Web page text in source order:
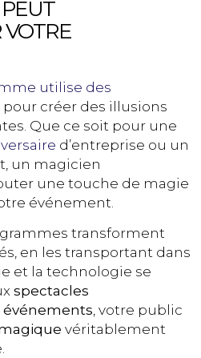
utilise des
pour créer des illusions
Que ce soit pour une
d’entreprise ou un
un magicien
une touche de magie
événement.
transforment
en les transportant dans
et la technologie se
spectacles
événements, votre public
véritablement